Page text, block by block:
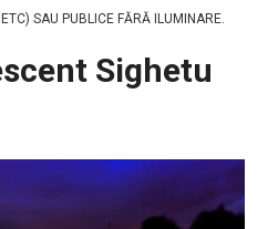
SAU PUBLICE FĂRĂ ILUMINARE.
Sighetu